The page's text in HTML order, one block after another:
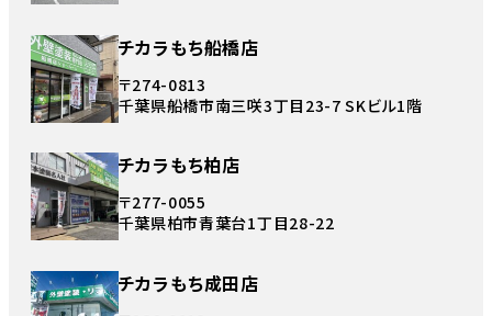
チカラもち船橋店
〒274-0813
千葉県船橋市南三咲3丁目23-7 SKビル1階
チカラもち柏店
〒277-0055
千葉県柏市青葉台1丁目28-22
チカラもち成田店